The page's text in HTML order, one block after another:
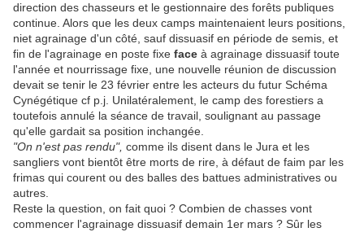
direction des chasseurs et le gestionnaire des forêts publiques
continue. Alors que les deux camps maintenaient leurs positions,
niet agrainage d'un côté, sauf dissuasif en période de semis, et
fin de l'agrainage en poste fixe face à agrainage dissuasif toute
l'année et nourrissage fixe, une nouvelle réunion de discussion
devait se tenir le 23 février entre les acteurs du futur Schéma
Cynégétique cf p.j. Unilatéralement, le camp des forestiers a
toutefois annulé la séance de travail, soulignant au passage
qu'elle gardait sa position inchangée.
"On n'est pas rendu", comme ils disent dans le Jura et les
sangliers vont bientôt être morts de rire, à défaut de faim par les
frimas qui courent ou des balles des battues administratives ou
autres.
Reste la question, on fait quoi ? Combien de chasses vont
commencer l'agrainage dissuasif demain 1er mars ? Sûr les